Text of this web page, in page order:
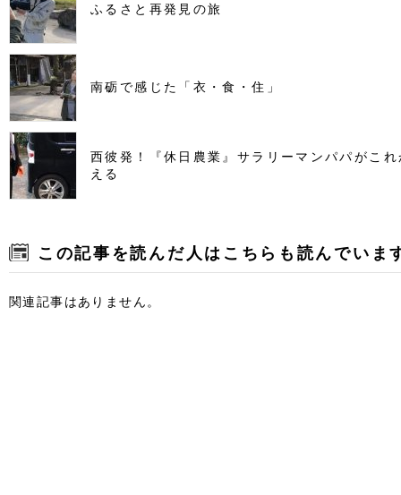
ふるさと再発見の旅
南砺で感じた「衣・食・住」
西彼発！『休日農業』サラリーマンパパがこ
える
この記事を読んだ人はこちらも読んでいま
関連記事はありません。